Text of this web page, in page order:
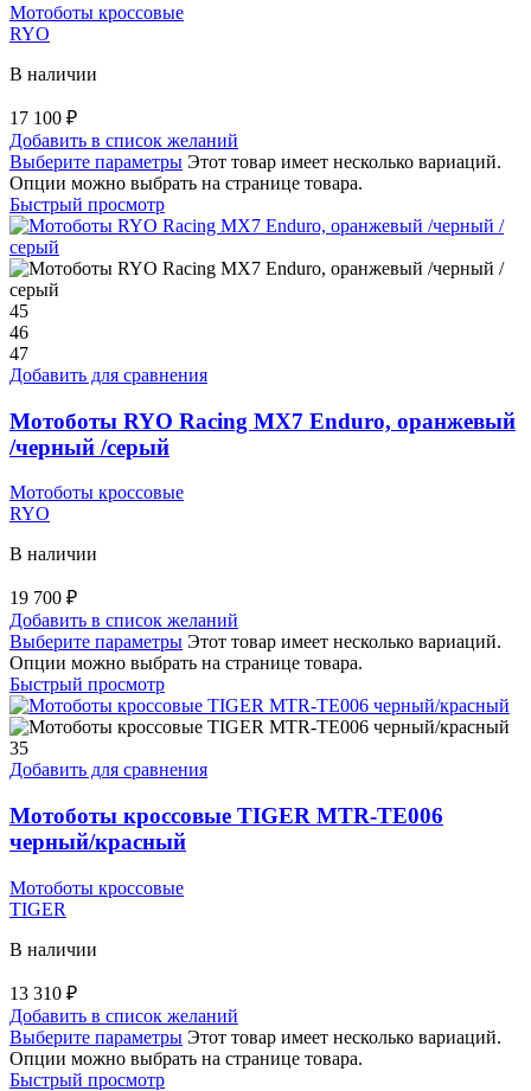
Мотоботы кроссовые
RYO
В наличии
17 100 ₽
Добавить в список желаний
Выберите параметры Этот товар имеет несколько вариаций.
Опции можно выбрать на странице товара.
Быстрый просмотр
45
46
47
Добавить для сравнения
Мотоботы RYO Racing MX7 Enduro, оранжевый
/черный /серый
Мотоботы кроссовые
RYO
В наличии
19 700 ₽
Добавить в список желаний
Выберите параметры Этот товар имеет несколько вариаций.
Опции можно выбрать на странице товара.
Быстрый просмотр
35
Добавить для сравнения
Мотоботы кроссовые TIGER MTR-TE006
черный/красный
Мотоботы кроссовые
TIGER
В наличии
13 310 ₽
Добавить в список желаний
Выберите параметры Этот товар имеет несколько вариаций.
Опции можно выбрать на странице товара.
Быстрый просмотр